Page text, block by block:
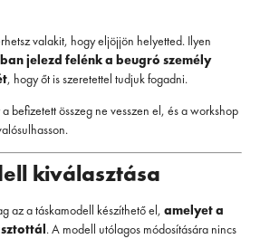
valakit, hogy eljöjjön helyetted. Ilyen
jelezd felénk a beugró személy
, hogy őt is szeretettel tudjuk fogadni.
befizetett összeg ne vesszen el, és a workshop
kiválasztása
az a táskamodell készíthető el, amelyet a
. A modell utólagos módosítására nincs